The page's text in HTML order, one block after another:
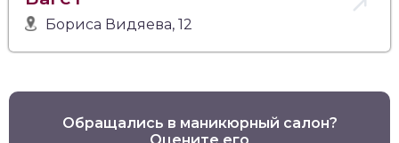
Бориса Видяева, 12
Обращались в маникюрный салон?
Оцените его